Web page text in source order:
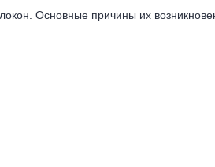
Основные причины их